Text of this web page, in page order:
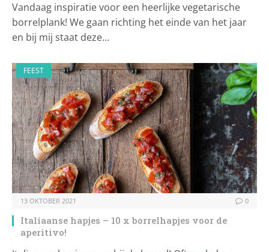
Vandaag inspiratie voor een heerlijke vegetarische
borrelplank! We gaan richting het einde van het jaar
en bij mij staat deze…
FEEST
13 OKTOBER 2021 0
Italiaanse hapjes – 10 x borrelhapjes voor de
aperitivo!